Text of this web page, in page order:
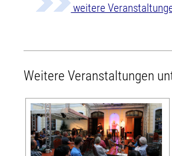
weitere
Weitere Veranstaltungen